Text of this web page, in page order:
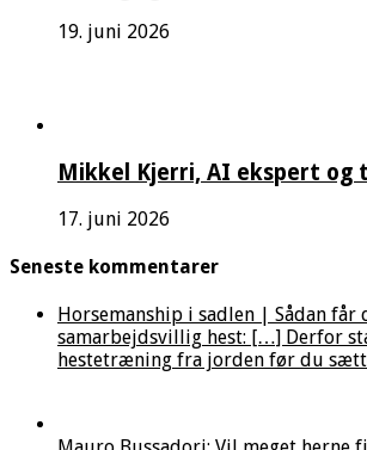
19. juni 2026
Mikkel Kjerri, AI ekspert og
17. juni 2026
Seneste kommentarer
Horsemanship i sadlen | Sådan får
samarbejdsvillig hest: […] Derfor
hestetræning fra jorden før du